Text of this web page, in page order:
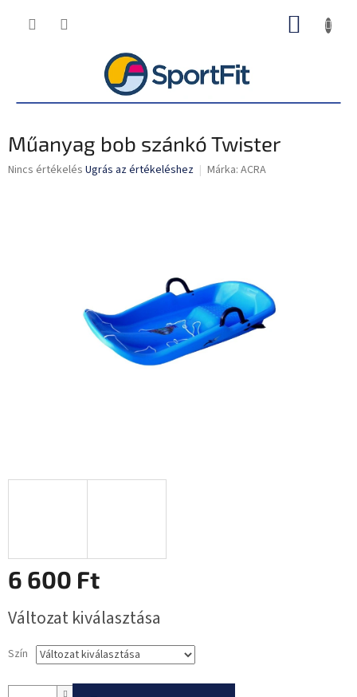
KOSÁR
Műanyag bob szánkó Twister
A
Nincs értékelés Ugrás az értékeléshez Márka: ACRA
6 600 Ft
Változat kiválasztása
Szín